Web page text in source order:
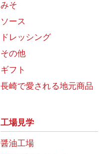
みそ
ソース
ドレッシング
その他
ギフト
長崎で愛される地元商品
工場見学
醤油工場